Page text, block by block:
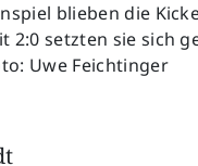
blieben die
2:0 setzten sie sich
Uwe Feichtinger